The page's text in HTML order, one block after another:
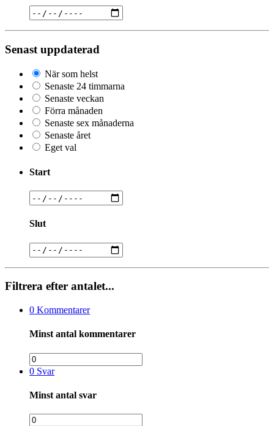
Senast uppdaterad
När som helst
Senaste 24 timmarna
Senaste veckan
Förra månaden
Senaste sex månaderna
Senaste året
Eget val
Start
Slut
Filtrera efter antalet...
0 Kommentarer
Minst antal kommentarer
0 Svar
Minst antal svar